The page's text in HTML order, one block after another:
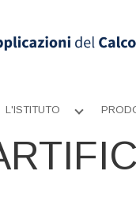
L'ISTITUTO
Apri